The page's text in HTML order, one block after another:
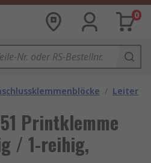
0
/
Printklemme
/ 1-reihig,